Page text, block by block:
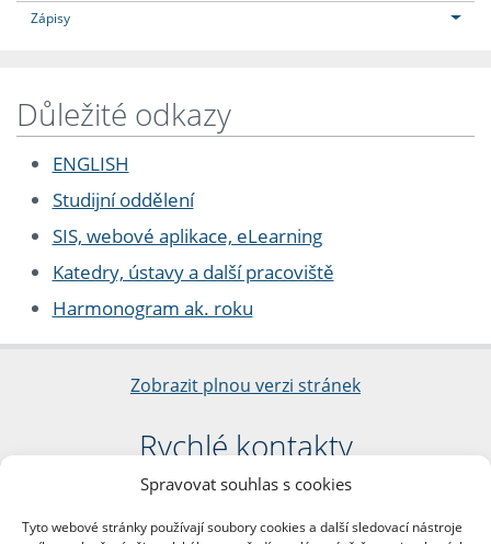
Spravovat souhlas s cookies
Tyto webové stránky používají soubory cookies a další sledovací nástroje
Zápisy
Důležité odkazy
ENGLISH
Studijní oddělení
SIS, webové aplikace, eLearning
Katedry, ústavy a další pracoviště
Harmonogram ak. roku
Zobrazit plnou verzi stránek
Rychlé kontakty
Filozofická fakulta
nám. Jana Palacha 1/2